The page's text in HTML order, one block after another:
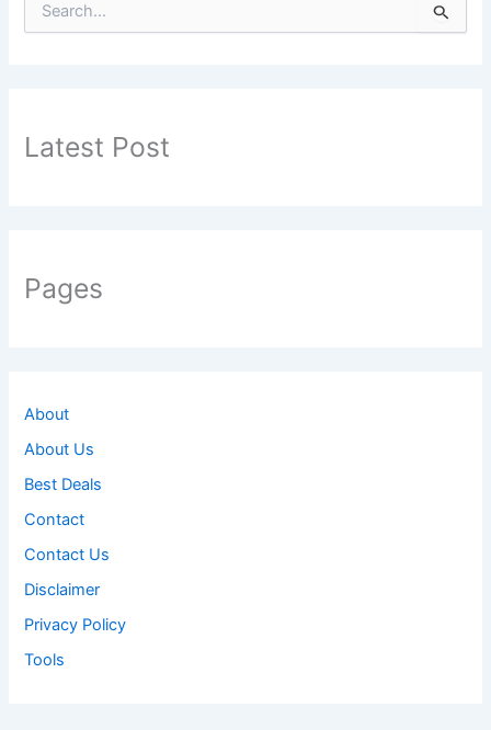
o
Latest Post
Pages
About
About Us
Best Deals
Contact
Contact Us
Disclaimer
Privacy Policy
Tools